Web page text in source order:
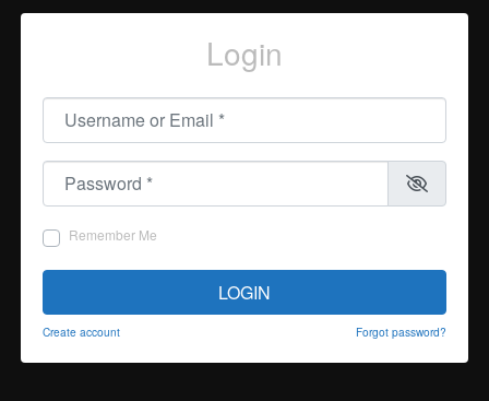
Login
Username or Email
Password
Remember Me
LOGIN
Create account Forgot password?